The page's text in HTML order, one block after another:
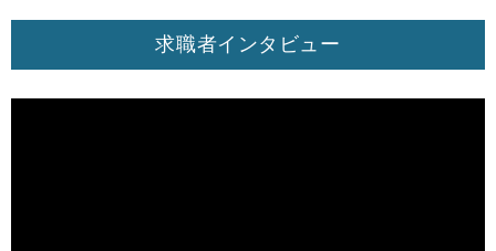
求職者インタビュー